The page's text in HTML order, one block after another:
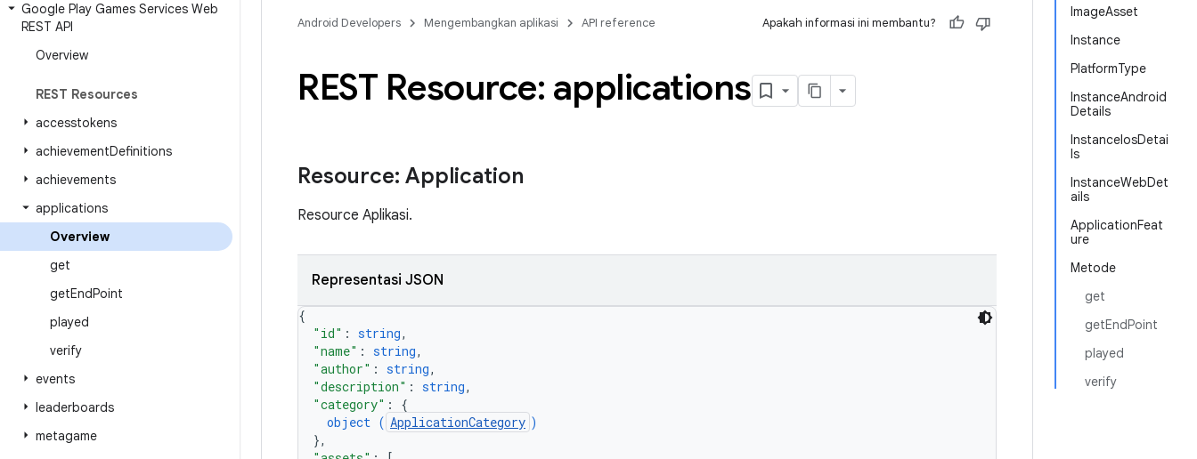
Google Play Games Services Web
REST API
Overview
REST Resources
accesstokens
achievementDefinitions
achievements
applications
Overview
get
getEndPoint
played
verify
events
leaderboards
metagame
ImageAsset
Instance
PlatformType
InstanceAndroid
Details
InstanceIosDetai
ls
InstanceWebDet
ails
ApplicationFeat
ure
Metode
get
getEndPoint
played
verify
Android Developers Mengembangkan aplikasi API reference Apakah informasi ini membantu?
REST Resource: applications
Resource: Application
Resource Aplikasi.
Representasi JSON
{
"id" : string,
"name" : string,
"author" : string,
"description" : string,
"category" : {
object ( ApplicationCategory )
},